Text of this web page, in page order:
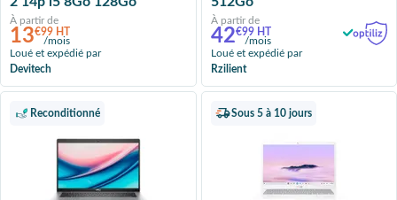
À partir de
13€99 HT
/mois
Loué et expédié par
Devitech
À partir de
42€99 HT
/mois
Loué et expédié par
Rzilient
Reconditionné Sous 5 à 10 jours